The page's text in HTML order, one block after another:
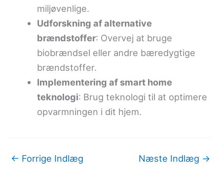
miljøvenlige.
Udforskning af alternative
brændstoffer: Overvej at bruge
biobrændsel eller andre bæredygtige
brændstoffer.
Implementering af smart home
teknologi: Brug teknologi til at optimere
opvarmningen i dit hjem.
← Forrige Indlæg Næste Indlæg →